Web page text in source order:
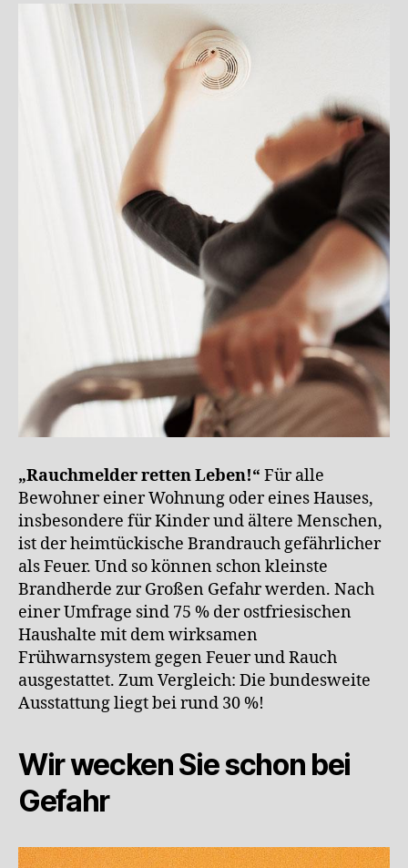
„Rauchmelder retten Leben!“ Für alle
Bewohner einer Wohnung oder eines Hauses,
insbesondere für Kinder und ältere Menschen,
ist der heimtückische Brandrauch gefährlicher
als Feuer. Und so können schon kleinste
Brandherde zur Großen Gefahr werden. Nach
einer Umfrage sind 75 % der ostfriesischen
Haushalte mit dem wirksamen
Frühwarnsystem gegen Feuer und Rauch
ausgestattet. Zum Vergleich: Die bundesweite
Ausstattung liegt bei rund 30 %!
Wir wecken Sie schon bei
Gefahr